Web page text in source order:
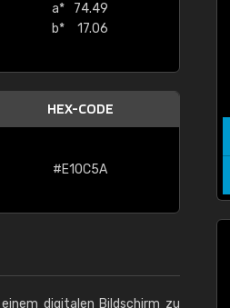
a*
74.49
b*
17.06
HEX-CODE
#E10C5A
digitalen Bildschirm zu